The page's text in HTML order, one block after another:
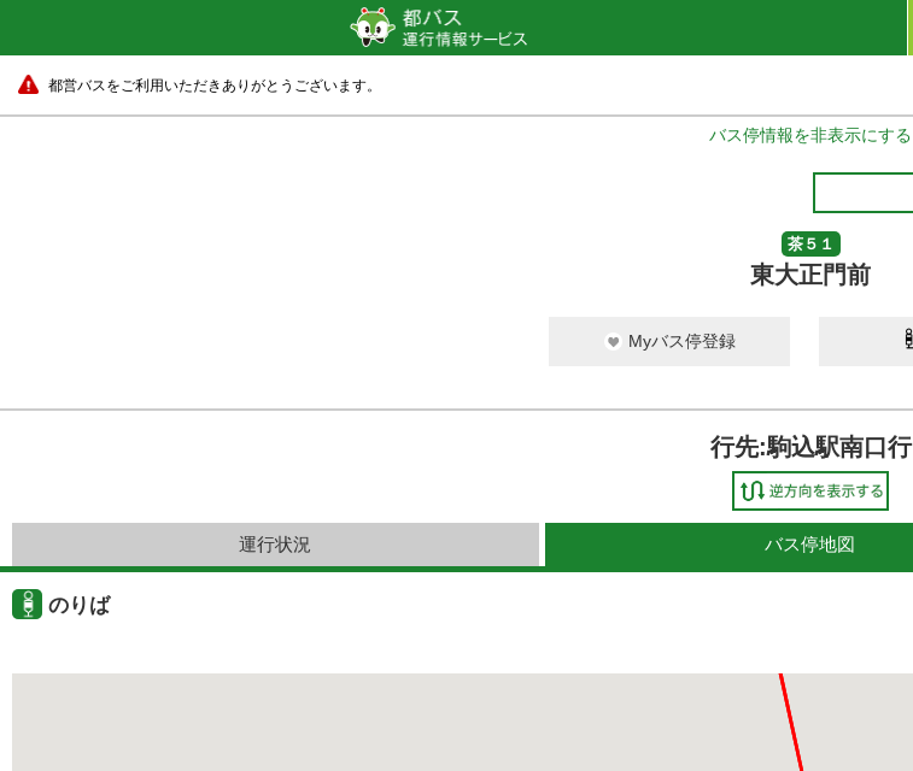
都営バスをご利用いただきありがとうございます。
バス停情報を非表示にする
茶５１
東大正門前
Myバス停登録
行先:駒込駅南口行
運行状況 バス停地図
のりば